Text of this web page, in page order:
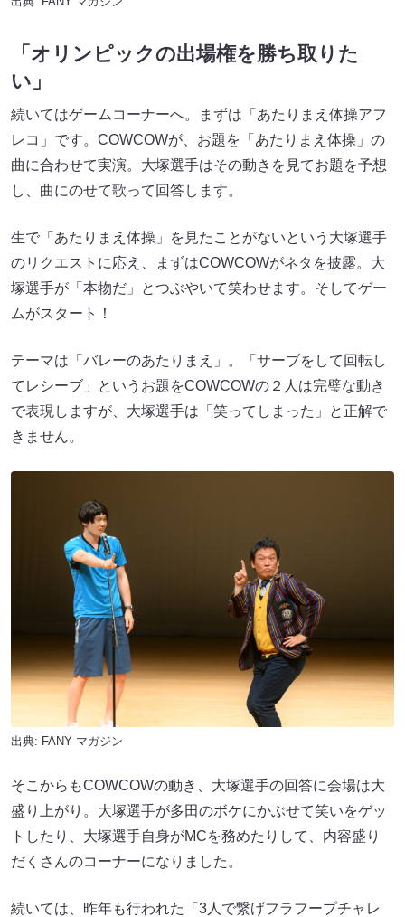
「オリンピックの出場権を勝ち取りた
い」
続いてはゲームコーナーへ。まずは「あたりまえ体操アフ
レコ」です。COWCOWが、お題を「あたりまえ体操」の
曲に合わせて実演。大塚選手はその動きを見てお題を予想
し、曲にのせて歌って回答します。
生で「あたりまえ体操」を見たことがないという大塚選手
のリクエストに応え、まずはCOWCOWがネタを披露。大
塚選手が「本物だ」とつぶやいて笑わせます。そしてゲー
ムがスタート！
テーマは「バレーのあたりまえ」。「サーブをして回転し
てレシーブ」というお題をCOWCOWの２人は完璧な動き
で表現しますが、大塚選手は「笑ってしまった」と正解で
きません。
出典: FANY マガジン
そこからもCOWCOWの動き、大塚選手の回答に会場は大
盛り上がり。大塚選手が多田のボケにかぶせて笑いをゲッ
トしたり、大塚選手自身がMCを務めたりして、内容盛り
だくさんのコーナーになりました。
続いては、昨年も行われた「3人で繋げフラフープチャレ